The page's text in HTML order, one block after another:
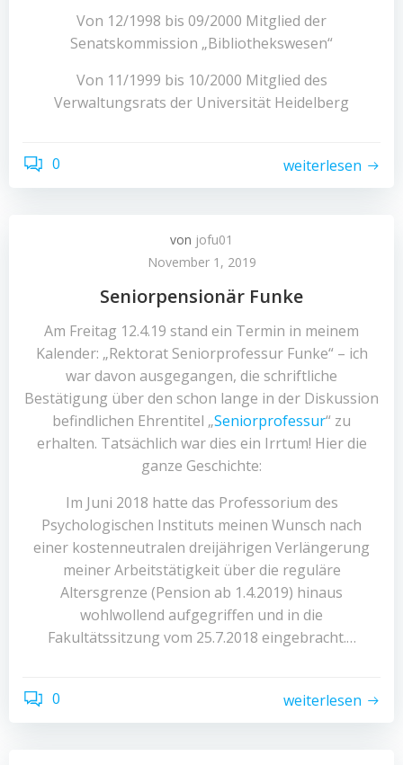
Von 12/1998 bis 09/2000 Mitglied der
Senatskommission „Bibliothekswesen“
Von 11/1999 bis 10/2000 Mitglied des
Verwaltungsrats der Universität Heidelberg
0 weiterlesen
von jofu01
November 1, 2019
Seniorpensionär Funke
Am Freitag 12.4.19 stand ein Termin in meinem
Kalender: „Rektorat Seniorprofessur Funke“ – ich
war davon ausgegangen, die schriftliche
Bestätigung über den schon lange in der Diskussion
befindlichen Ehrentitel „Seniorprofessur“ zu
erhalten. Tatsächlich war dies ein Irrtum! Hier die
ganze Geschichte:
Im Juni 2018 hatte das Professorium des
Psychologischen Instituts meinen Wunsch nach
einer kostenneutralen dreijährigen Verlängerung
meiner Arbeitstätigkeit über die reguläre
Altersgrenze (Pension ab 1.4.2019) hinaus
wohlwollend aufgegriffen und in die
Fakultätssitzung vom 25.7.2018 eingebracht.…
0 weiterlesen